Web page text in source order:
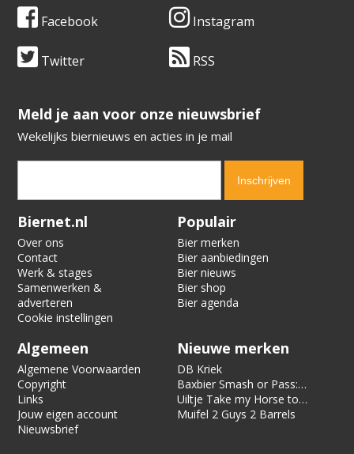
Facebook Instagram
Twitter RSS
​​​​​​​Meld je aan voor onze nieuwsbrief
Wekelijks biernieuws en acties in je mail
Verification code:
Biernet.nl
Over ons
Contact
Werk & stages
Samenwerken &
adverteren
Cookie instellingen
Populair
Bier merken
Bier aanbiedingen
Bier nieuws
Bier shop
Bier agenda
Algemeen
Algemene Voorwaarden
Copyright
Links
Jouw eigen account
Nieuwsbrief
Nieuwe merken
DB Kriek
Baxbier Smash or Pass:
Strata
Uiltje Take my Horse to
the Hotel Room
Muifel 2 Guys 2 Barrels